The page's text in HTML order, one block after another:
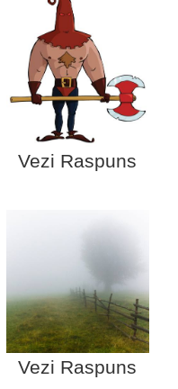
Vezi Raspuns
Vezi Raspuns